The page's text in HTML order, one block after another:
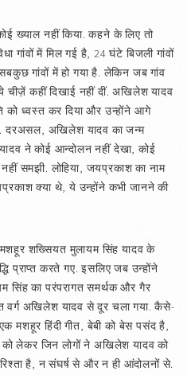
ख्याल नहीं किया. कहने के लिए तो
गांवों में मिल गई है, 24 घंटे बिजली गांवों
गांवों में हो गया है. लेकिन जब गांव
कहीं दिखाई नहीं दीं. अखिलेश यादव
को ध्वस्त कर दिया और उन्होंने आगे
दरअसल, अखिलेश यादव का जन्म
ने कोई आन्दोलन नहीं देखा, कोई
नहीं समझी. लोहिया, जयप्रकाश का नाम
क्या थे, ये उन्होंने कभी जानने की
शख्सियत मुलायम सिंह यादव के
प्राप्त करते गए. इसलिए जब उन्होंने
सिंह का परंपरागत समर्थक और गैर
वर्ग अखिलेश यादव से दूर चला गया. कैसे-
मशहूर हिंदी गीत, बेबी को बेस पसंद है,
को लेकर जिन लोगों ने अखिलेश यादव को
है, न संघर्ष से और न ही आंदोलनों से.